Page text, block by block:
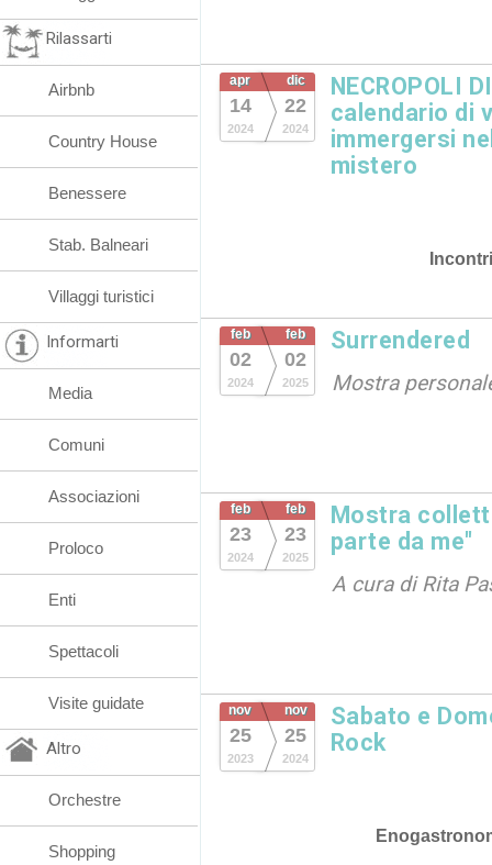
apr
14
2024
dic
22
2024
NECROPOLI
calendario di
immergersi
mistero
Incontri
feb
02
2024
feb
02
2025
Surrendered
Mostra
feb
23
2024
feb
23
2025
Mostra
parte da me"
A cura di Rita
nov
25
2023
nov
25
2024
Sabato e
Rock
Rilassarti
Airbnb
Country House
Benessere
Stab. Balneari
Villaggi turistici
Informarti
Media
Comuni
Associazioni
Proloco
Enti
Spettacoli
Visite guidate
Altro
Orchestre
Shopping